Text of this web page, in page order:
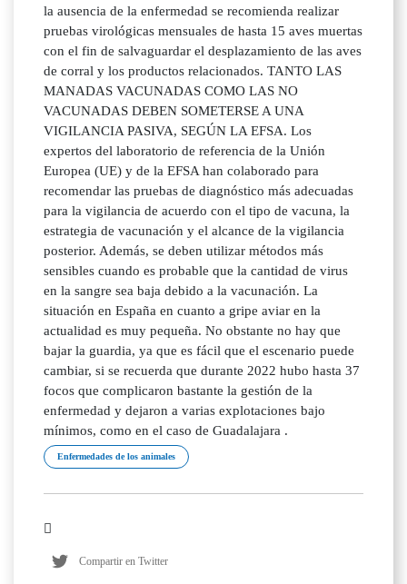
la ausencia de la enfermedad se recomienda realizar
pruebas virológicas mensuales de hasta 15 aves muertas
con el fin de salvaguardar el desplazamiento de las aves
de corral y los productos relacionados. TANTO LAS
MANADAS VACUNADAS COMO LAS NO
VACUNADAS DEBEN SOMETERSE A UNA
VIGILANCIA PASIVA, SEGÚN LA EFSA. Los
expertos del laboratorio de referencia de la Unión
Europea (UE) y de la EFSA han colaborado para
recomendar las pruebas de diagnóstico más adecuadas
para la vigilancia de acuerdo con el tipo de vacuna, la
estrategia de vacunación y el alcance de la vigilancia
posterior. Además, se deben utilizar métodos más
sensibles cuando es probable que la cantidad de virus
en la sangre sea baja debido a la vacunación. La
situación en España en cuanto a gripe aviar en la
actualidad es muy pequeña. No obstante no hay que
bajar la guardia, ya que es fácil que el escenario puede
cambiar, si se recuerda que durante 2022 hubo hasta 37
focos que complicaron bastante la gestión de la
enfermedad y dejaron a varias explotaciones bajo
mínimos, como en el caso de Guadalajara .
Enfermedades de los animales
Compartir en Twitter